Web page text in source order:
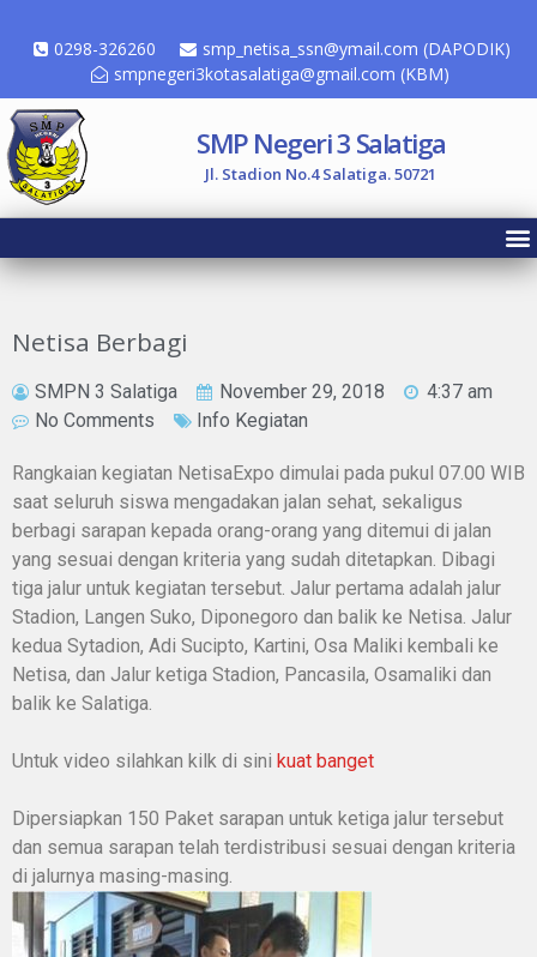
0298-326260
smp_netisa_ssn@ymail.com (DAPODIK)
smpnegeri3kotasalatiga@gmail.com (KBM)
SMP Negeri 3 Salatiga
Jl. Stadion No.4 Salatiga. 50721
Netisa Berbagi
SMPN 3 Salatiga November 29, 2018
4:37 am
No Comments
Info Kegiatan
Rangkaian kegiatan NetisaExpo dimulai pada pukul 07.00 WIB
saat seluruh siswa mengadakan jalan sehat, sekaligus
berbagi sarapan kepada orang-orang yang ditemui di jalan
yang sesuai dengan kriteria yang sudah ditetapkan. Dibagi
tiga jalur untuk kegiatan tersebut. Jalur pertama adalah jalur
Stadion, Langen Suko, Diponegoro dan balik ke Netisa. Jalur
kedua Sytadion, Adi Sucipto, Kartini, Osa Maliki kembali ke
Netisa, dan Jalur ketiga Stadion, Pancasila, Osamaliki dan
balik ke Salatiga.
Untuk video silahkan kilk di sini kuat banget
Dipersiapkan 150 Paket sarapan untuk ketiga jalur tersebut
dan semua sarapan telah terdistribusi sesuai dengan kriteria
di jalurnya masing-masing.